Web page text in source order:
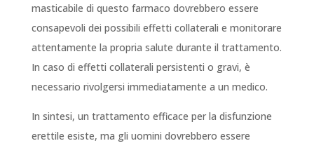
masticabile di questo farmaco dovrebbero essere
consapevoli dei possibili effetti collaterali e monitorare
attentamente la propria salute durante il trattamento.
In caso di effetti collaterali persistenti o gravi, è
necessario rivolgersi immediatamente a un medico.
In sintesi, un trattamento efficace per la disfunzione
erettile esiste, ma gli uomini dovrebbero essere